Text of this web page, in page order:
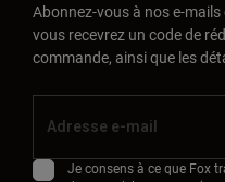
Abonnez-vous à nos e-
vous recevrez un code de
commande, ainsi que les
Je consens à ce que Fox